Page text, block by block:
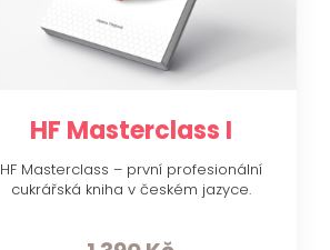
HF Masterclass I
HF Masterclass – první profesionální
cukrářská kniha v českém jazyce.